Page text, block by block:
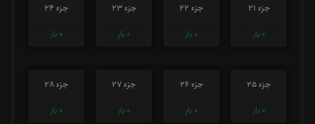
جزء 21
0 بار
جزء 22
0 بار
جزء 23
0 بار
جزء 24
0 بار
جزء 25
0 بار
جزء 26
0 بار
جزء 27
0 بار
جزء 28
0 بار